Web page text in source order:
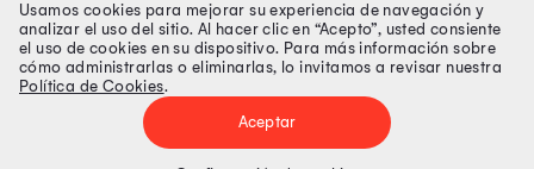
Tienda 100% Segura
Tiendas Peruanas S.A. R.U.C. Nº 20493020618. Todos los derechos
Usamos cookies para mejorar su experiencia de navegación y
analizar el uso del sitio. Al hacer clic en “Acepto”, usted consiente
el uso de cookies en su dispositivo. Para más información sobre
cómo administrarlas o eliminarlas, lo invitamos a revisar nuestra
Política de Cookies.
Aceptar